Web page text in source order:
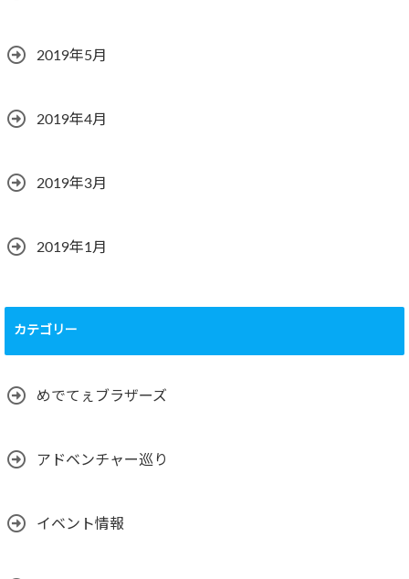
2019年5月
2019年4月
2019年3月
2019年1月
カテゴリー
めでてぇブラザーズ
アドベンチャー巡り
イベント情報